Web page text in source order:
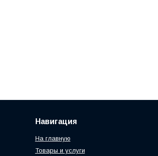
Навигация
На главную
Товары и услуги